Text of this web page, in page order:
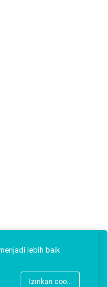
lebih baik
Izinkan cookies